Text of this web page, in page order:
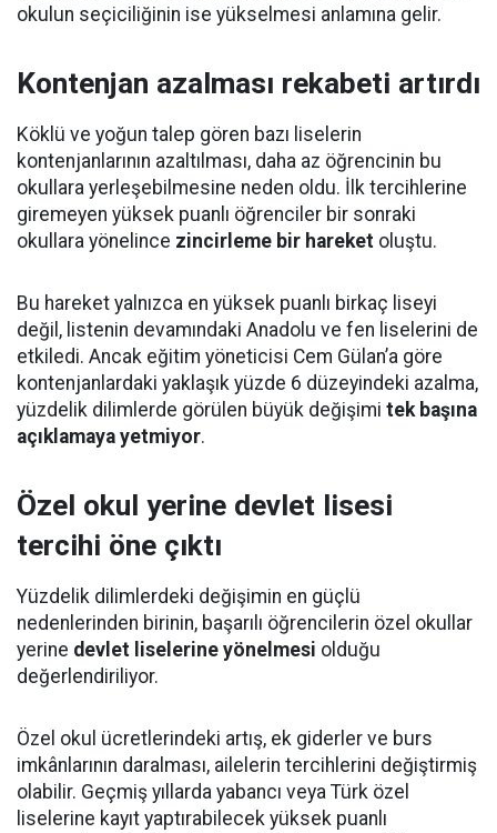
okulun seçiciliğinin ise yükselmesi anlamına gelir.
Kontenjan azalması rekabeti artırdı
Köklü ve yoğun talep gören bazı liselerin
kontenjanlarının azaltılması, daha az öğrencinin bu
okullara yerleşebilmesine neden oldu. İlk tercihlerine
giremeyen yüksek puanlı öğrenciler bir sonraki
okullara yönelince zincirleme bir hareket oluştu.
Bu hareket yalnızca en yüksek puanlı birkaç liseyi
değil, listenin devamındaki Anadolu ve fen liselerini de
etkiledi. Ancak eğitim yöneticisi Cem Gülan’a göre
kontenjanlardaki yaklaşık yüzde 6 düzeyindeki azalma,
yüzdelik dilimlerde görülen büyük değişimi tek başına
açıklamaya yetmiyor.
Özel okul yerine devlet lisesi
tercihi öne çıktı
Yüzdelik dilimlerdeki değişimin en güçlü
nedenlerinden birinin, başarılı öğrencilerin özel okullar
yerine devlet liselerine yönelmesi olduğu
değerlendiriliyor.
Özel okul ücretlerindeki artış, ek giderler ve burs
imkânlarının daralması, ailelerin tercihlerini değiştirmiş
olabilir. Geçmiş yıllarda yabancı veya Türk özel
liselerine kayıt yaptırabilecek yüksek puanlı